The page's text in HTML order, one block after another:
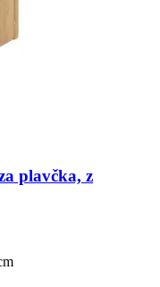
plavčka, z